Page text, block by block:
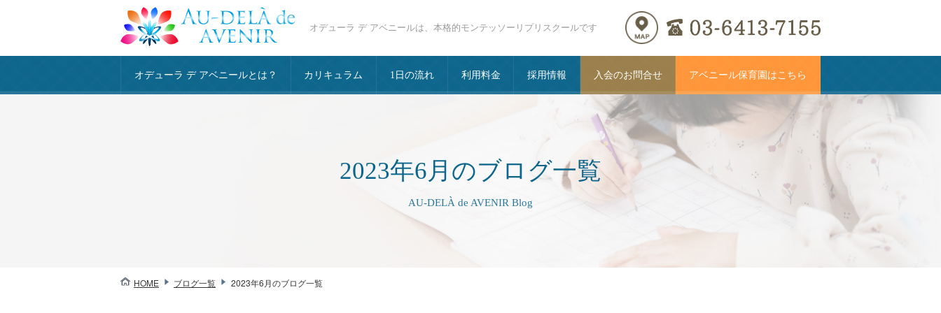
オデューラ デ アベニールは、本格的モンテッソーリプリスクールです
オデューラ デ アベニールとは？ カリキュラム 1日の流れ 利用料金 採用情報 入会のお問合せ アベニール保育園はこちら
2023年6月のブログ一覧
AU-DELÀ de AVENIR Blog
HOME ブログ一覧 2023年6月のブログ一覧